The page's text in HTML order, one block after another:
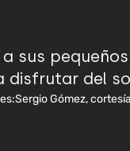
sus
disfrutar del
Sergio Gómez,